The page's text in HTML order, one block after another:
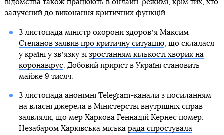
відомства також працюють в онлайн-режимі, крім тих, хто
залучений до виконання критичних функцій.
3 листопада міністр охорони здоровʼя Максим
Степанов заявив про критичну ситуацію, що склалася
у країні у звʼязку зі зростанням кількості хворих на
коронавірус. Добовий приріст в Україні становить
майже 9 тисяч.
3 листопада анонімні Telegram-канали з посиланням
на власні джерела в Міністерстві внутрішніх справ
заявляли, що мер Харкова Геннадій Кернес помер.
Незабаром Харківська міська рада спростувала